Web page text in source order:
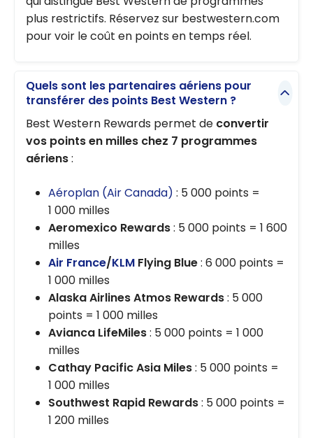
plus restrictifs. Réservez sur bestwestern.com
pour voir le coût en points en temps réel.
Quels sont les partenaires aériens pour
transférer des points Best Western ?
Best Western Rewards permet de convertir
vos points en milles chez 7 programmes
aériens:
Aéroplan (Air Canada) : 5 000 points =
1 000 milles
Aeromexico Rewards: 5 000 points = 1 600
milles
Air France/KLM Flying Blue: 6 000 points =
1 000 milles
Alaska Airlines Atmos Rewards: 5 000
points = 1 000 milles
Avianca LifeMiles: 5 000 points = 1 000
milles
Cathay Pacific Asia Miles: 5 000 points =
1 000 milles
Southwest Rapid Rewards: 5 000 points =
1 200 milles